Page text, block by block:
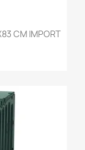
CM IMPORT